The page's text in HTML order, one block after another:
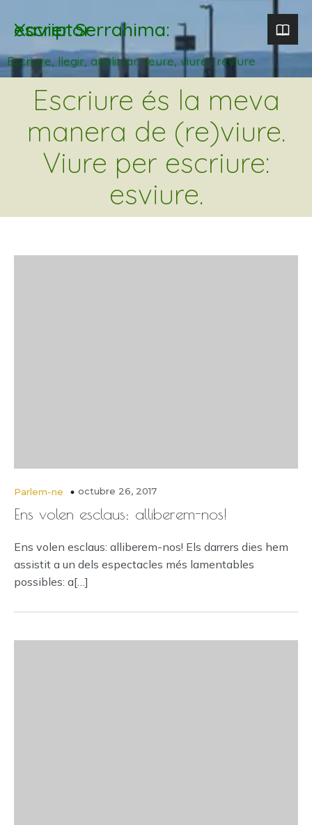
Xavier Serrahima: escriptor
Escriure, llegir, analitzar. veure, viure i reviure
Escriure és la meva
manera de (re)viure.
Viure per escriure:
esviure.
Parlem-ne octubre 26, 2017
Ens volen esclaus: alliberem-nos!
Ens volen esclaus: alliberem-nos! Els darrers dies hem
assistit a un dels espectacles més lamentables
possibles: a[…]